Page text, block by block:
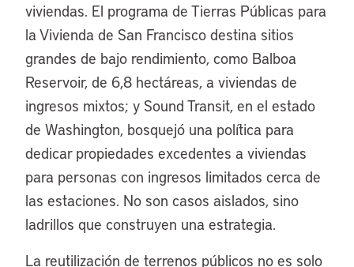
viviendas. El programa de Tierras Públicas para
la Vivienda de San Francisco destina sitios
grandes de bajo rendimiento, como Balboa
Reservoir, de 6,8 hectáreas, a viviendas de
ingresos mixtos; y Sound Transit, en el estado
de Washington, bosquejó una política para
dedicar propiedades excedentes a viviendas
para personas con ingresos limitados cerca de
las estaciones. No son casos aislados, sino
ladrillos que construyen una estrategia.
La reutilización de terrenos públicos no es solo